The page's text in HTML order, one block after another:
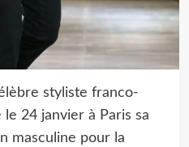
styliste franco-
24 janvier à Paris sa
masculine pour la